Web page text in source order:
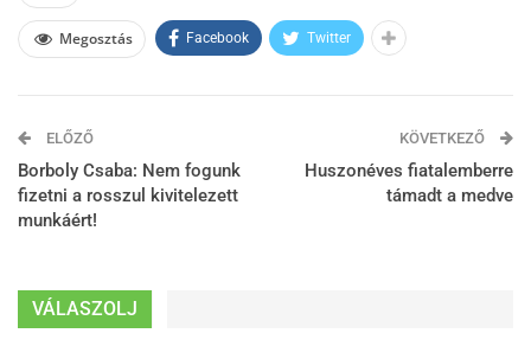
Megosztás Facebook Twitter
ELŐZŐ
Borboly Csaba: Nem fogunk
fizetni a rosszul kivitelezett
munkáért!
KÖVETKEZŐ
Huszonéves fiatalemberre
támadt a medve
VÁLASZOLJ